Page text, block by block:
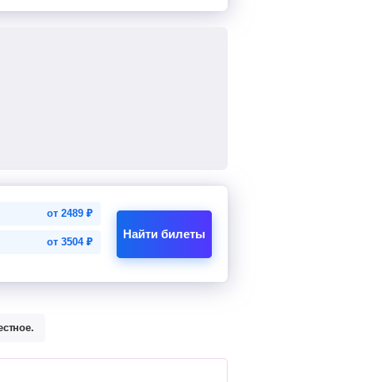
от 2489 ₽
от 3504₽
Найти билеты